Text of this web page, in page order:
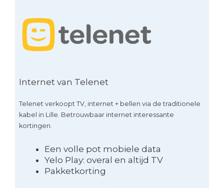
Internet van Telenet
Telenet verkoopt TV, internet + bellen via de traditionele
kabel in Lille. Betrouwbaar internet interessante
kortingen.
Een volle pot mobiele data
Yelo Play: overal en altijd TV
Pakketkorting